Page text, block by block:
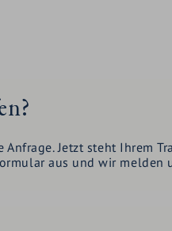
Jetzt steht Ihrem
aus und wir